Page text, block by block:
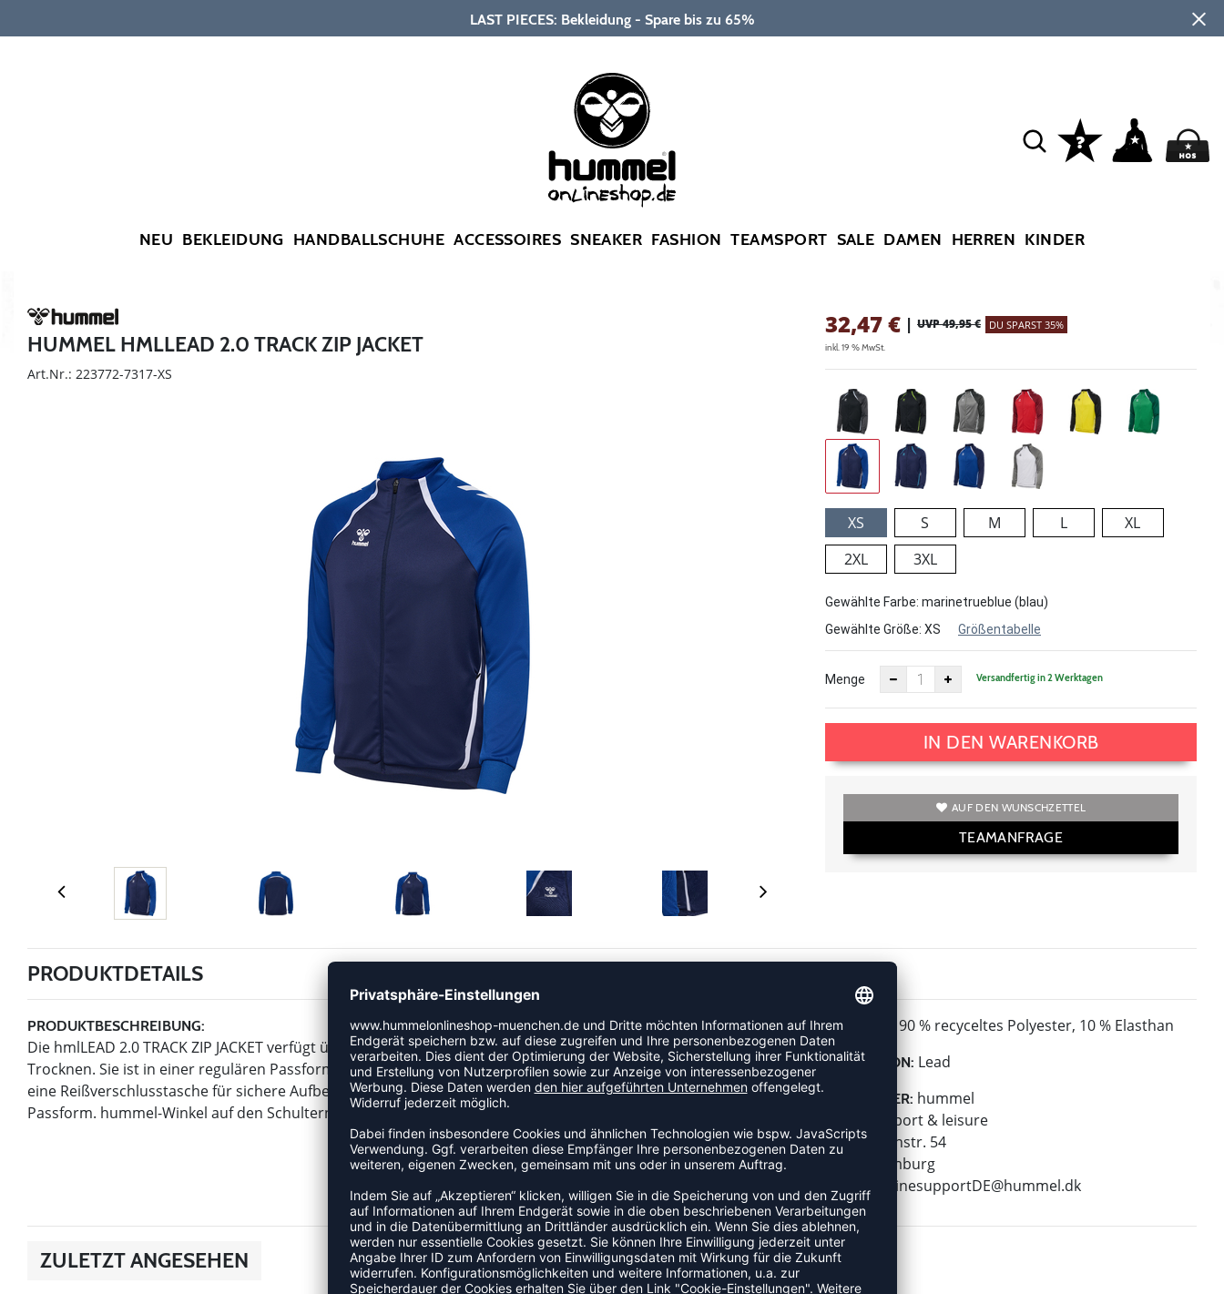
LAST PIECES: Bekleidung - Spare bis zu 65%
NEU BEKLEIDUNG HANDBALLSCHUHE ACCESSOIRES SNEAKER FASHION TEAMSPORT SALE DAMEN HERREN KINDER
HUMMEL HMLLEAD 2.0 TRACK ZIP JACKET
Art.Nr.: 223772-7317-XS
32,47€ | UVP 49,95 € DU SPARST 35%
inkl. 19 % MwSt.
XS S M L
XL
2XL
3XL
Gewählte Farbe: marinetrueblue (blau)
Gewählte Größe: XS Größentabelle
Menge Versandfertig in 2 Werktagen
IN DEN WARENKORB
AUF DEN WUNSCHZETTEL
TEAMANFRAGE
PRODUKTDETAILS
PRODUKTBESCHREIBUNG:
Die hmlLEAD 2.0 TRACK ZIP JACKET verfügt über BEECOOL-Technologie für hohe Atmungsaktivität und schnelles
Trocknen. Sie ist in einer regulären Passform gestaltet und umfasst einen durchgehenden Frontreißverschluss,
eine Reißverschlusstasche für sichere Aufbewahrung und Rippbündchen an den Handgelenken für eine enge
Passform. hummel-Winkel auf den Schultern und das hummel-Logo auf der Brust vervollständigen den Look.
MATERIAL: 90 % recyceltes Polyester, 10 % Elasthan
KOLLEKTION: Lead
HERSTELLER: hummel
hummel sport & leisure
Leverkusenstr. 54
22761 Hamburg
E-Mail:
onlinesupportDE@hummel.dk
ZULETZT ANGESEHEN